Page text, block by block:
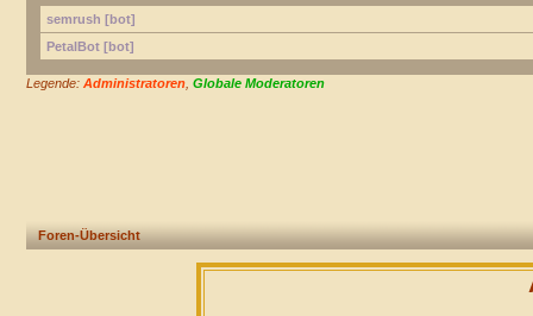
semrush [bot]
PetalBot [bot]
Legende: Administratoren Globale Moderatoren
Foren-Übersicht